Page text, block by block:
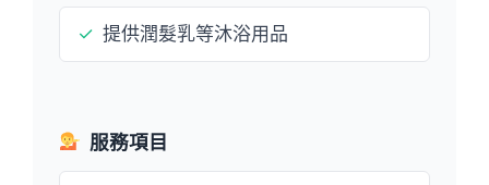
✓ 提供潤髮乳等沐浴用品
服務項目